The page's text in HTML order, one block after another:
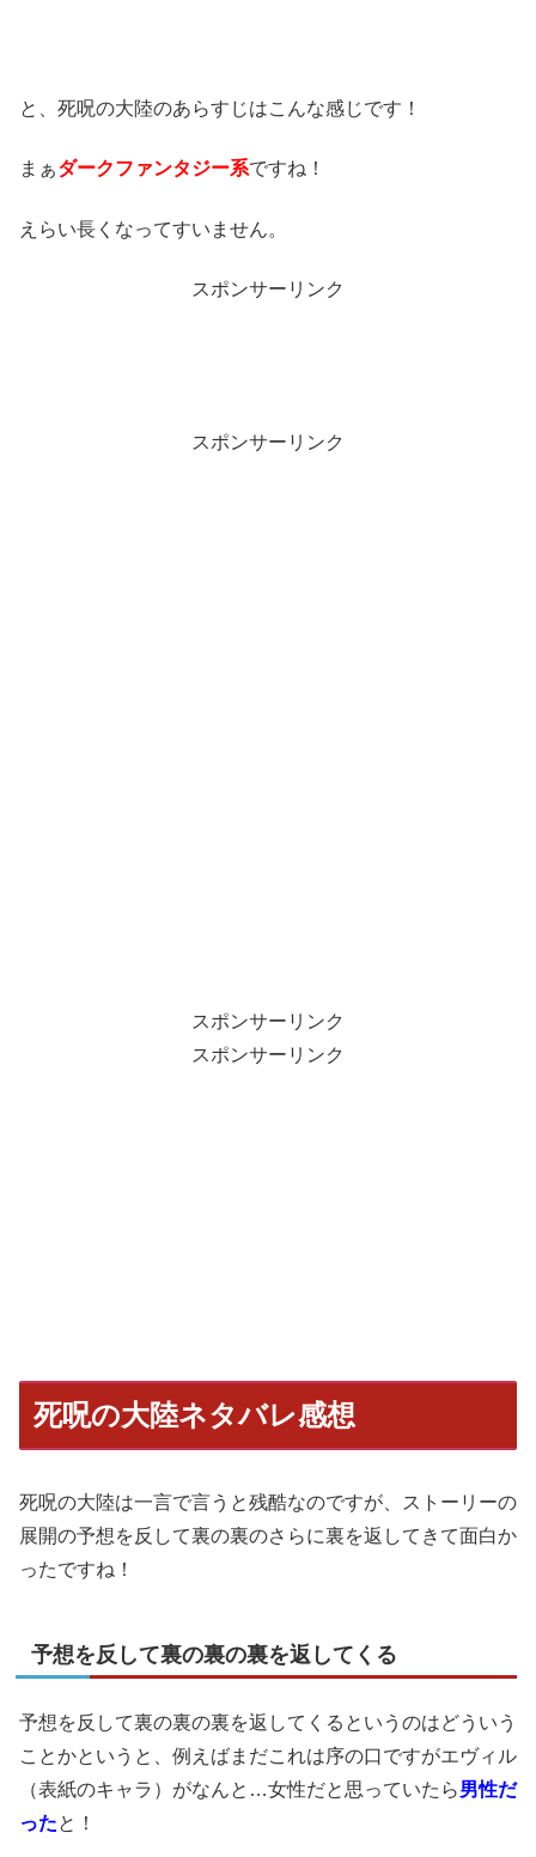
と、死呪の大陸のあらすじはこんな感じです！
まぁダークファンタジー系ですね！
えらい長くなってすいません。
スポンサーリンク
スポンサーリンク
スポンサーリンク
スポンサーリンク
死呪の大陸ネタバレ感想
死呪の大陸は一言で言うと残酷なのですが、ストーリーの
展開の予想を反して裏の裏のさらに裏を返してきて面白か
ったですね！
予想を反して裏の裏の裏を返してくる
予想を反して裏の裏の裏を返してくるというのはどういう
ことかというと、例えばまだこれは序の口ですがエヴィル
（表紙のキャラ）がなんと…女性だと思っていたら男性だ
ったと！